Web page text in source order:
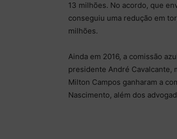
13 milhões. No acordo, que
conseguiu uma redução em
milhões.
Ainda em 2016, a comissão
presidente André Cavalcante,
Milton Campos ganharam a
Nascimento, além dos